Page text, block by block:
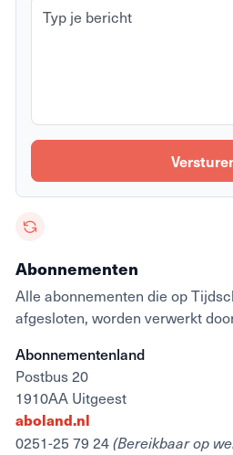
Abonnementen
Alle abonnementen die op
afgesloten, worden verwerkt
Abonnementenland
Postbus 20
1910AA Uitgeest
aboland.nl
0251-25 79 24(Bereikbaar op